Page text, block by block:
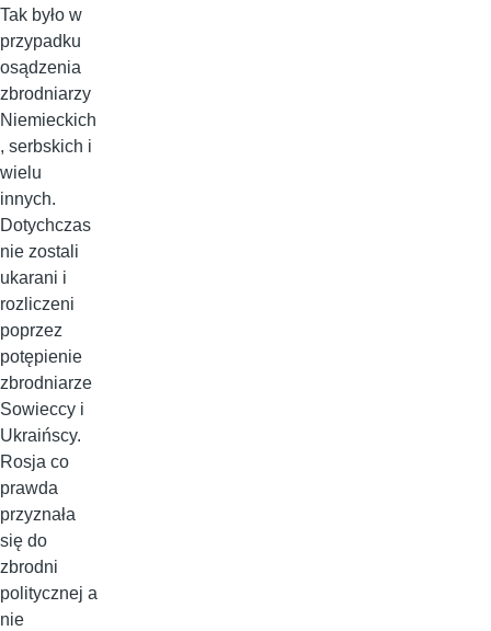
Tak było w
przypadku
osądzenia
zbrodniarzy
Niemieckich
, serbskich i
wielu
innych.
Dotychczas
nie zostali
ukarani i
rozliczeni
poprzez
potępienie
zbrodniarze
Sowieccy i
Ukraińscy.
Rosja co
prawda
przyznała
się do
zbrodni
politycznej a
nie